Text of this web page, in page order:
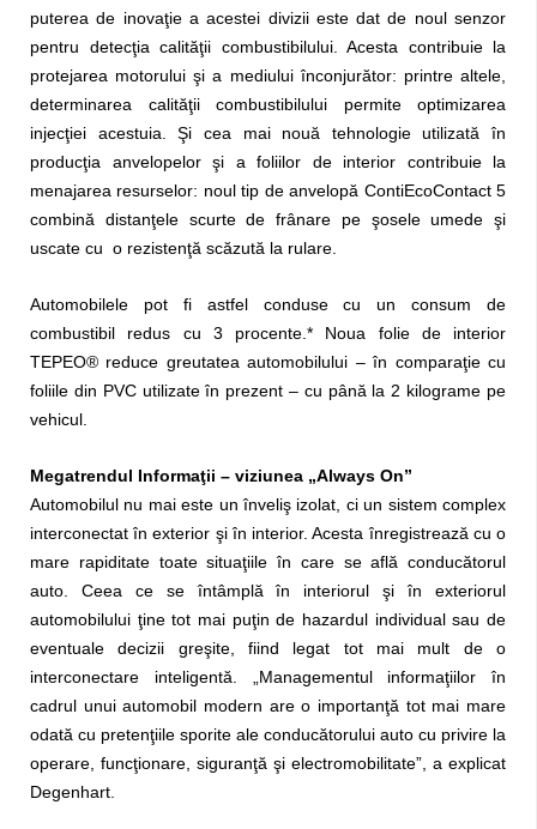
puterea de inovaţie a acestei divizii este dat de noul senzor
pentru detecţia calităţii combustibilului. Acesta contribuie la
protejarea motorului şi a mediului înconjurător: printre altele,
determinarea calităţii combustibilului permite optimizarea
injecţiei acestuia. Şi cea mai nouă tehnologie utilizată în
producţia anvelopelor şi a foliilor de interior contribuie la
menajarea resurselor: noul tip de anvelopă ContiEcoContact 5
combină distanţele scurte de frânare pe şosele umede şi
uscate cu o rezistenţă scăzută la rulare.
Automobilele pot fi astfel conduse cu un consum de
combustibil redus cu 3 procente.* Noua folie de interior
TEPEO® reduce greutatea automobilului – în comparaţie cu
foliile din PVC utilizate în prezent – cu până la 2 kilograme pe
vehicul.
Megatrendul Informaţii – viziunea „Always On”
Automobilul nu mai este un înveliş izolat, ci un sistem complex
interconectat în exterior şi în interior. Acesta înregistrează cu o
mare rapiditate toate situaţiile în care se află conducătorul
auto. Ceea ce se întâmplă în interiorul şi în exteriorul
automobilului ţine tot mai puţin de hazardul individual sau de
eventuale decizii greşite, fiind legat tot mai mult de o
interconectare inteligentă. „Managementul informaţiilor în
cadrul unui automobil modern are o importanţă tot mai mare
odată cu pretenţiile sporite ale conducătorului auto cu privire la
operare, funcţionare, siguranţă şi electromobilitate”, a explicat
Degenhart.